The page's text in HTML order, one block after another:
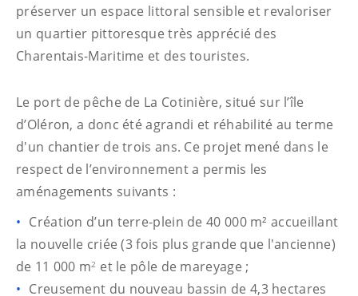
préserver un espace littoral sensible et revaloriser
un quartier pittoresque très apprécié des
Charentais-Maritime et des touristes.
Le port de pêche de La Cotinière, situé sur l’île
d’Oléron, a donc été agrandi et réhabilité au terme
d'un chantier de trois ans. Ce projet mené dans le
respect de l’environnement a permis les
aménagements suivants :
Création d’un terre-plein de 40 000 m² accueillant
la nouvelle criée (3 fois plus grande que l'ancienne)
de 11 000 m2 et le pôle de mareyage ;
Creusement du nouveau bassin de 4,3 hectares